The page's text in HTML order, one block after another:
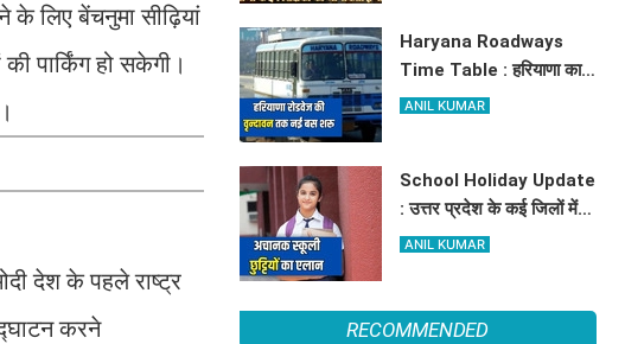
लिए बेंचनुमा सीढ़ियां
पार्किंग हो सकेगी।
देश के पहले राष्ट्र
करने
Haryana Roadways
Time Table : हरियाणा का
जहाज अब अम्बाला से वृन्दावन
टाइम टेबल
ANIL KUMAR
School Holiday Update
: उत्तर प्रदेश के कई जिलों में
अचानक स्कूली छुट्टियों का
ANIL KUMAR
RECOMMENDED